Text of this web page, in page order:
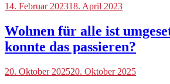
Blog,
der
Wohnungsnot,
Veranstaltungen
14. Februar 202318. April 2023
Wohnen für alle ist
konnte das passieren?
Blog
20. Oktober 202520. Oktober 2025